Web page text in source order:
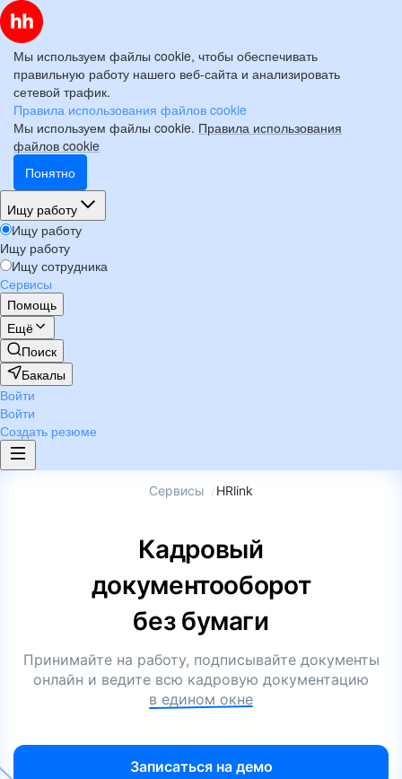
Мы используем файлы cookie, чтобы обеспечивать
правильную работу нашего веб-сайта и анализировать
сетевой трафик.
Правила использования файлов cookie
Мы используем файлы cookie. Правила использования
файлов cookie
Понятно
Ищу работу
Ищу работу
Ищу работу
Ищу сотрудника
Сервисы
Помощь
Ещё
Поиск
Бакалы
Войти
Войти
Создать резюме
Сервисы /HRlink
Кадровый
документооборот
без бумаги
Принимайте на работу, подписывайте документы
онлайн и ведите всю кадровую документацию
в едином окне
Записаться на демо